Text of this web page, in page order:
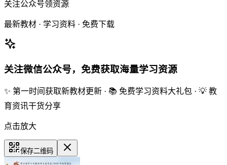
关注公众号领资源
最新教材 · 学习资料 · 免费下载
关注微信公众号，免费获取海量学习资源
✨ 第一时间获取新教材更新 · 📚 免费学习资料大礼包 · 💡 教
育资讯干货分享
点击放大
保存二维码